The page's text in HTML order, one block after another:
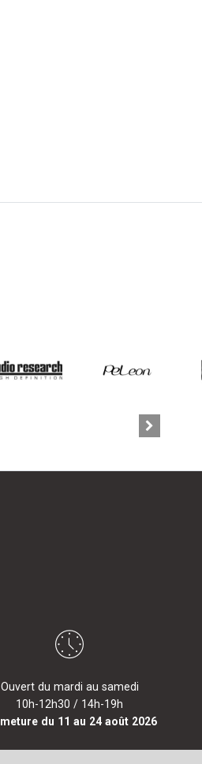
Ouvert du mardi au samedi
10h-12h30 / 14h-19h
du 11 au 24 août 2026